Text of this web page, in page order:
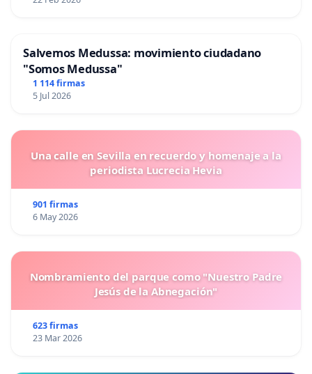
Salvemos Medussa: movimiento ciudadano
"Somos Medussa"
1 114 firmas
5 Jul 2026
Una calle en Sevilla en recuerdo y homenaje a la
periodista Lucrecia Hevia
901 firmas
6 May 2026
Nombramiento del parque como "Nuestro Padre
Jesús de la Abnegación"
623 firmas
23 Mar 2026